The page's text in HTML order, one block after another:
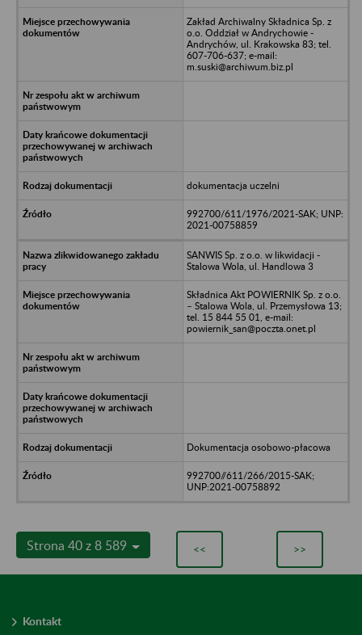
Zakład Archiwalny Składnica Sp. z
o.o. Oddział w Andrychowie -
Andrychów, ul. Krakowska 83; tel.
607-706-637; e-mail:
m.suski@archiwum.biz.pl
dokumentacja uczelni
992700/611/1976/2021-SAK; UNP:
2021-00758859
SANWIS Sp. z o.o. w likwidacji -
Stalowa Wola, ul. Handlowa 3
Składnica Akt POWIERNIK Sp. z o.o.
– Stalowa Wola, ul. Przemysłowa 13;
tel. 15 844 55 01, e-mail:
powiernik_san@poczta.onet.pl
Dokumentacja osobowo-płacowa
992700//611/266/2015-SAK;
UNP:2021-00758892
Strona 40 z 8 589 << >>
Kontakt